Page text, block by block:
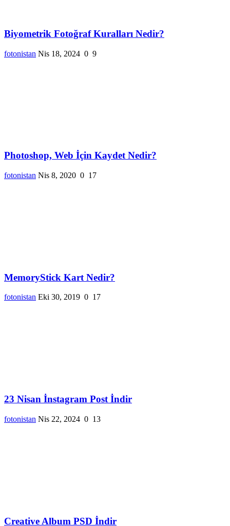
Biyometrik Fotoğraf Kuralları Nedir?
fotonistan Nis 18, 2024 0 9
Photoshop, Web İçin Kaydet Nedir?
fotonistan Nis 8, 2020 0 17
MemoryStick Kart Nedir?
fotonistan Eki 30, 2019 0 17
23 Nisan İnstagram Post İndir
fotonistan Nis 22, 2024 0 13
Creative Album PSD İndir